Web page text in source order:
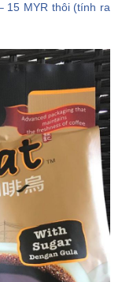
15 MYR thôi (tính ra